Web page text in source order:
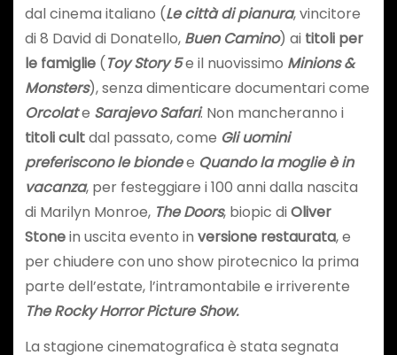
dal cinema italiano (Le città di pianura, vincitore
di 8 David di Donatello, Buen Camino) ai titoli per
le famiglie (Toy Story 5e il nuovissimo Minions &
Monsters), senza dimenticare documentari come
Orcolate Sarajevo Safari. Non mancheranno i
titoli cultdal passato, come Gli uomini
preferiscono le biondee Quando la moglie è in
vacanza, per festeggiare i 100 anni dalla nascita
di Marilyn Monroe, The Doors, biopic diOliver
Stonein uscita evento in versione restaurata, e
per chiudere con uno show pirotecnico la prima
parte dell’estate, l’intramontabile e irriverente
The Rocky Horror Picture Show.
La stagione cinematografica è stata segnata